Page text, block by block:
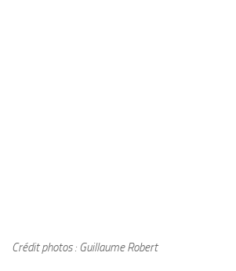
Crédit photos : Guillaume Robert